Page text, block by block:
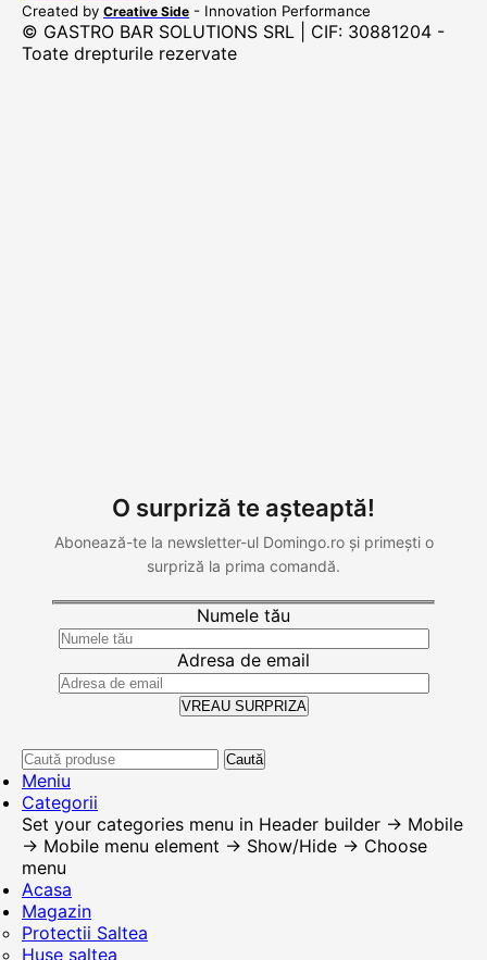
Created by Creative Side - Innovation Performance
© GASTRO BAR SOLUTIONS SRL | CIF: 30881204 -
Toate drepturile rezervate
O surpriză te așteaptă!
Abonează-te la newsletter-ul Domingo.ro și primești o
surpriză la prima comandă.
Numele tău
Adresa de email
Caută
Meniu
Categorii
Set your categories menu in Header builder -> Mobile
-> Mobile menu element -> Show/Hide -> Choose
menu
Acasa
Magazin
Protectii Saltea
Huse saltea